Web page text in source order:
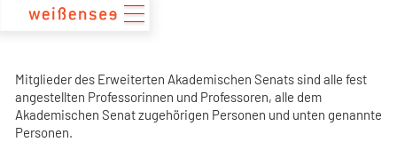
Mitglieder des Erweiterten Akademischen Senats sind alle fest
angestellten Professorinnen und Professoren, alle dem
Akademischen Senat zugehörigen Personen und unten genannte
Personen.